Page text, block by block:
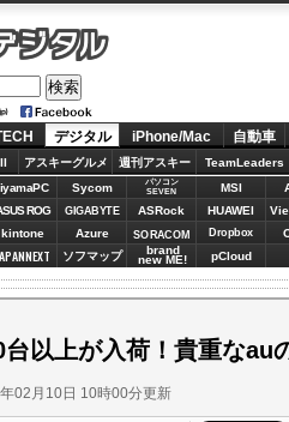
タル
デジタル iPhone/Mac 自動車
アスキーグルメ 週刊アスキー TeamLeaders
Sycom
パソコン
SEVEN
MSI
ROG GIGABYTE ASRock HUAWEI
kintone Azure SORACOM Dropbox
ソフマップ brand
new ME! pCloud
台以上が入荷！貴重なau
02月10日 10時00分更新